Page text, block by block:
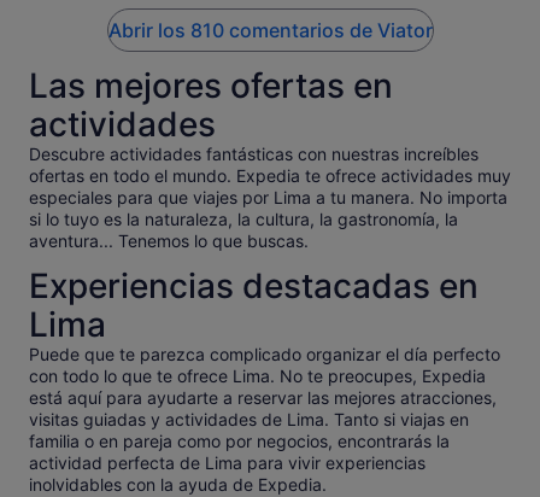
chocolate because caramel has a risk of icky-sweet for me.
We considered different format tours for our one day in Lima
and are so pleased with our choice. Walking around Centro
the whole span of time was so much better than in and out of
a vehicle again and again seeing different areas for short
intervals would have been. Thank you for a smooth and
memorable experience Haku Tours especially Cesar!
Abrir los 810 comentarios de Viator
Las mejores ofertas en
actividades
Descubre actividades fantásticas con nuestras increíbles
ofertas en todo el mundo. Expedia te ofrece actividades muy
especiales para que viajes por Lima a tu manera. No importa
si lo tuyo es la naturaleza, la cultura, la gastronomía, la
aventura... Tenemos lo que buscas.
Experiencias destacadas en
Lima
Puede que te parezca complicado organizar el día perfecto
con todo lo que te ofrece Lima. No te preocupes, Expedia
está aquí para ayudarte a reservar las mejores atracciones,
visitas guiadas y actividades de Lima. Tanto si viajas en
familia o en pareja como por negocios, encontrarás la
actividad perfecta de Lima para vivir experiencias
inolvidables con la ayuda de Expedia.